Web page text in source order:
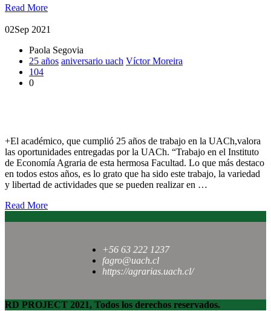
Read More
02Sep 2021
Paola Segovia
25 años aniversario uach Víctor Moreira
104
0
+El académico, que cumplió 25 años de trabajo en la UACh,valora
las oportunidades entregadas por la UACh. “Trabajo en el Instituto
de Economía Agraria de esta hermosa Facultad. Lo que más destaco
en todos estos años, es lo grato que ha sido este trabajo, la variedad
y libertad de actividades que se pueden realizar en …
Read More
+56 63 222 1237
fagro@uach.cl
https://agrarias.uach.cl/
RD PROJECT 2021, Todos los derechos reservados.